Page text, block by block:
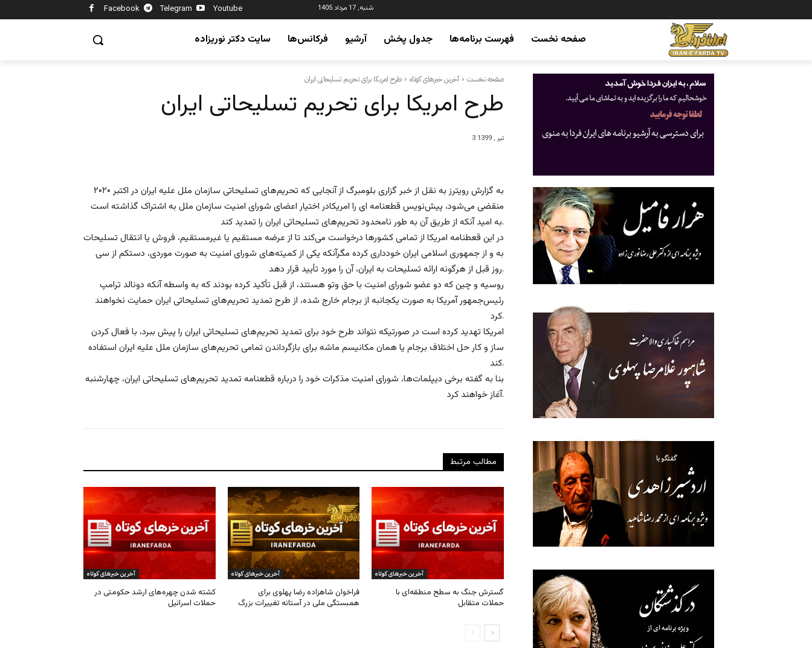
Facebook Telegram Youtube شنبه, 17 مرداد 1405
صفحه نخست فهرست برنامه‌ها جدول پخش آرشیو فرکانس‌ها سایت دکتر نوریزاده
صفحه نخست آخرین خبرهای کوتاه طرح امریکا برای تحریم تسلیحاتی ایران
طرح امریکا برای تحریم تسلیحاتی ایران
3 تیر , 1399
به گزارش رویترز به نقل از خبر گزاری بلومبرگ از آنجایی که تحریم‌های تسلیحاتی سازمان ملل علیه ایران در اکتبر ۲۰۲۰
منقضی می‌شود، پیش‌نویس قطعنامه ای را امریکادر اختیار اعضای شورای امنیت سازمان ملل به اشتراک گذاشته است
به امید آنکه از طریق آن به طور نامحدود تحریم‌های تسلیحاتی ایران را تمدید کند.
در این قعطنامه امریکا از تمامی کشورها درخواست می‌کند تا از عرضه مستقیم یا غیرمستقیم، فروش یا انتقال تسلیحات
به و از جمهوری اسلامی ایران خودداری کرده مگرآنکه یکی از کمیته‌های شورای امنیت به صورت موردی، دستکم از سی
روز قبل از هرگونه ارائه تسلیحات به ایران، آن را مورد تأیید قرار دهد.
روسیه و چین که دو عضو شورای امنیت با حق وتو هستند، از قبل تأکید کرده بودند که به واسطه آنکه دونالد ترامپ
رئیس‌جمهور آمریکا به صورت یکجانبه از برجام خارج شده، از طرح تمدید تحریم‌های تسلیحاتی ایران حمایت نخواهند
کرد.
امریکا تهدید کرده است در صورتیکه نتواند طرح خود برای تمدید تحریم‌های تسلیحاتی ایران را پیش ببرد، با فعال کردن
ساز و کار حل اختلاف برجام یا همان مکانیسم ماشه برای بازگرداندن تمامی تحریم‌های سازمان ملل علیه ایران استفاده
کند.
بنا به گفته برخی دیپلمات‌ها، شورای امنیت مذکرات خود را درباره قطعنامه تمدید تحریم‌های تسلیحاتی ایران، چهارشنبه
آغاز خواهند کرد.
مطالب مرتبط
آخرین خبرهای کوتاه
کشته شدن چهره‌های ارشد حکومتی در
حملات اسرائیل
آخرین خبرهای کوتاه
فراخوان شاهزاده رضا پهلوی برای
همبستگی ملی در آستانه تغییرات بزرگ
آخرین خبرهای کوتاه
گسترش جنگ به سطح منطقه‌ای با
حملات متقابل